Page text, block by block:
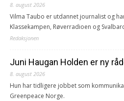
8. august 2026
Vilma Taubo er utdannet journalist og
Klassekampen, Røverradioen og
Redaksjonen
Juni Haugan Holden er ny
8. august 2026
Hun har tidligere jobbet som
Greenpeace Norge.